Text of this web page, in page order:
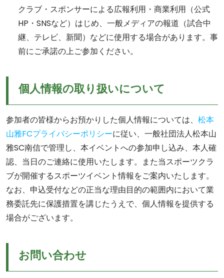
クラブ・スポンサーによる広報利用・商業利用（公式
HP・SNSなど）はじめ、一般メディアの報道（試合中
継、テレビ、新聞）などに使用する場合があります。事
前にご承諾の上ご参加ください。
個人情報の取り扱いについて
参加者の皆様からお預かりした個人情報については、 松本
山雅FCプライバシーポリシーに従い、一般社団法人松本山
雅SC南信で管理し、本イベントへの参加申し込み、本人確
認、当日のご連絡に使用いたします。また当スポーツクラ
ブが開催するスポーツイベント情報をご案内いたします。
なお、申込受付などの正当な理由目的の範囲内において業
務委託先に保護措置を講じたうえで、個人情報を提供する
場合がございます。
お問い合わせ